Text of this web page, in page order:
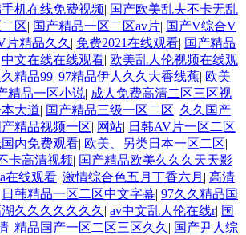
手机在线免费视频| 国产欧美乱夫不卡无乱
区| 国产精品一区二区av片| 国产V综合V
片精品久久 | 免费2021在线观看| 国产精品
中文在线在线观看| 欧美乱人伦视频在线观
精品99| 97精品伊人久久大香线蕉| 欧美
精品一区小说| 成人免费高清二区三区视
大道| 国产精品三级一区二区| 久久国产
产精品视频一区| 网站| 日韩AV片一区二区
内免费观看| 欧美、另类日本一区二区|
卡高清视频| 国产精品欧美久久久天天影
在线观看| 激情综合色五月丁香六月 | 高清
日韩精品一区二区中文字幕| 97久久精品国
久久久久久久久 | av中文乱人伦在线r| 国
| 精品国产一区二区三区久久 | 国产尹人综